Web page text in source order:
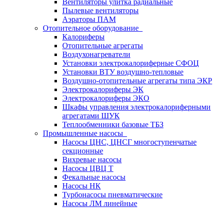
Вентиляторы улитка радиальные
Пылевые вентиляторы
Аэраторы ПАМ
Отопительное оборудование
Калориферы
Отопительные агрегаты
Воздухонагреватели
Установки электрокалориферные СФОЦ
Установки ВТУ воздушно-тепловые
Воздушно-отопительные агрегаты типа ЭКР
Электрокалориферы ЭК
Электрокалориферы ЭКО
Шкафы управления электрокалориферными
агрегатами ШУК
Теплообменники базовые ТБЗ
Промышленные насосы
Насосы ЦНС, ЦНСГ многоступенчатые
секционные
Вихревые насосы
Насосы ЦВЦ Т
Фекальные насосы
Насосы НК
Турбонасосы пневматические
Насосы ЛМ линейные